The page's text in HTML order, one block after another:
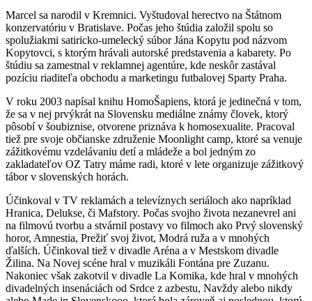
Marcel sa narodil v Kremnici. Vyštudoval herectvo na Štátnom
konzervatóriu v Bratislave. Počas jeho štúdia založil spolu so
spolužiakmi satiricko-umelecký súbor Jána Kopytu pod názvom
Kopytovci, s ktorým hrávali autorské predstavenia a kabarety. Po
štúdiu sa zamestnal v reklamnej agentúre, kde neskôr zastával
pozíciu riaditeľa obchodu a marketingu futbalovej Sparty Praha.
V roku 2003 napísal knihu HomoŠapiens, ktorá je jedinečná v tom,
že sa v nej prvýkrát na Slovensku mediálne známy človek, ktorý
pôsobí v šoubiznise, otvorene priznáva k homosexualite. Pracoval
tiež pre svoje občianske združenie Moonlight camp, ktoré sa venuje
zážitkovému vzdelávaniu detí a mládeže a bol jedným zo
zakladateľov OZ Tatry máme radi, ktoré v lete organizuje zážitkový
tábor v slovenských horách.
Účinkoval v TV reklamách a televíznych seriáloch ako napríklad
Hranica, Delukse, či Mafstory. Počas svojho života nezanevrel ani
na filmovú tvorbu a stvárnil postavy vo filmoch ako Prvý slovenský
horor, Amnestia, Prežiť svoj život, Modrá ruža a v mnohých
ďalších. Účinkoval tiež v divadle Aréna a v Mestskom divadle
Žilina. Na Novej scéne hral v muzikáli Fontána pre Zuzanu.
Nakoniec však zakotvil v divadle La Komika, kde hral v mnohých
divadelných insenáciách od Srdce z azbestu, Navždy alebo nikdy